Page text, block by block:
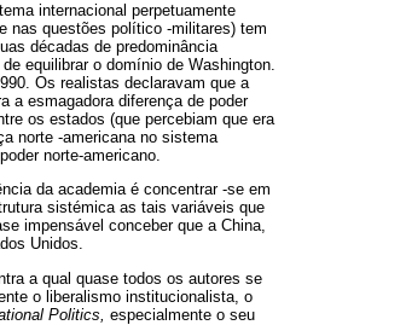
internacional perpetuamente
nas questões político -militares) tem
décadas de predominância
equilibrar o domínio de Washington.
Os realistas declaravam que a
a esmagadora diferença de poder
os estados (que percebiam que era
norte -americana no sistema
norte-americano.
da academia é concentrar -se em
sistémica as tais variáveis que
impensável conceber que a China,
Unidos.
a qual quase todos os autores se
o liberalismo institucionalista, o
Politics, especialmente o seu